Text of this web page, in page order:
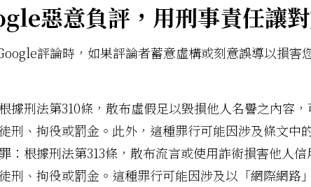
惡意負評，用刑事責任讓
評論時，如果評論者蓄意虛構或刻意誤導以損
根據刑法第310條，散布虛假足以毀損他人名譽之內容
刑、拘役或罰金。此外，這種罪行可能因涉及條文中
：根據刑法第313條，散布流言或使用詐術損害他人
刑、拘役或罰金。這種罪行可能因涉及以「網際網路